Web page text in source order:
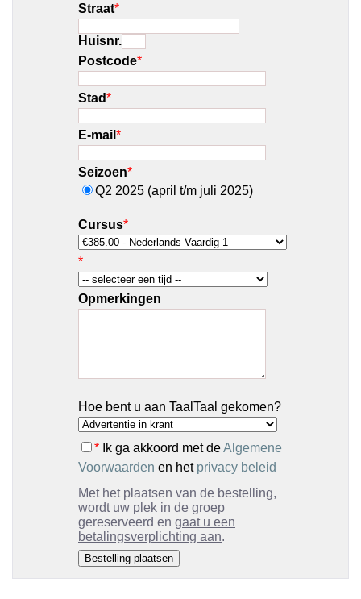
Straat*
Huisnr.
Postcode*
Stad*
E-mail *
Seizoen*
Q2 2025 (april t/m juli 2025)
Cursus*
*
Opmerkingen
Hoe bent u aan TaalTaal gekomen?
* Ik ga akkoord met deAlgemene
Voorwaarden en het privacy beleid
Met het plaatsen van de bestelling,
wordt uw plek in de groep
gereserveerd en gaat u een
betalingsverplichting aan.